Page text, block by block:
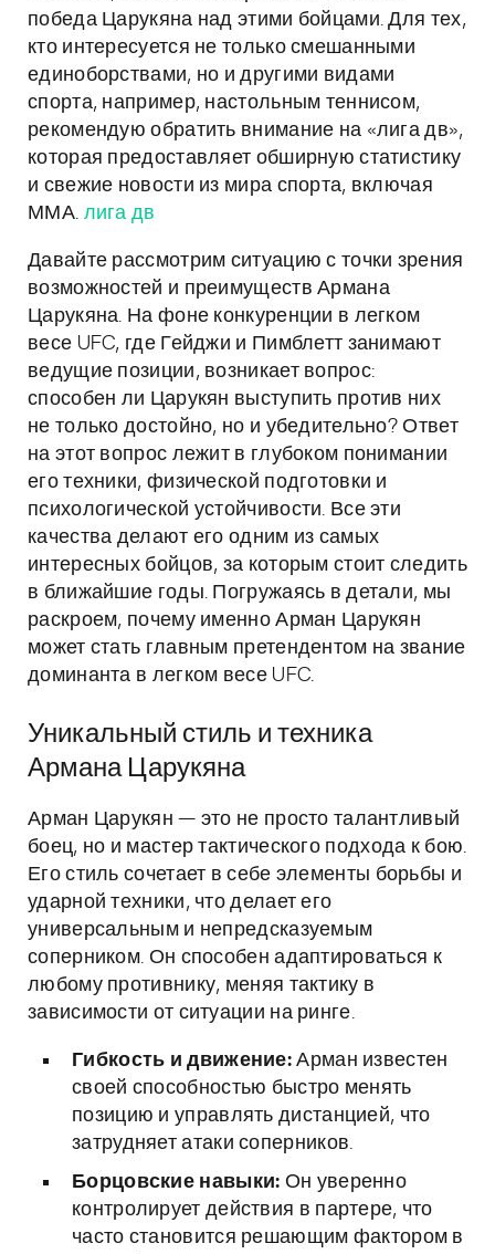
победа Царукяна над этими бойцами. Для тех,
кто интересуется не только смешанными
единоборствами, но и другими видами
спорта, например, настольным теннисом,
рекомендую обратить внимание на «лига дв»,
которая предоставляет обширную статистику
и свежие новости из мира спорта, включая
ММА. лига дв
Давайте рассмотрим ситуацию с точки зрения
возможностей и преимуществ Армана
Царукяна. На фоне конкуренции в легком
весе UFC, где Гейджи и Пимблетт занимают
ведущие позиции, возникает вопрос:
способен ли Царукян выступить против них
не только достойно, но и убедительно? Ответ
на этот вопрос лежит в глубоком понимании
его техники, физической подготовки и
психологической устойчивости. Все эти
качества делают его одним из самых
интересных бойцов, за которым стоит следить
в ближайшие годы. Погружаясь в детали, мы
раскроем, почему именно Арман Царукян
может стать главным претендентом на звание
доминанта в легком весе UFC.
Уникальный стиль и техника
Армана Царукяна
Арман Царукян — это не просто талантливый
боец, но и мастер тактического подхода к бою.
Его стиль сочетает в себе элементы борьбы и
ударной техники, что делает его
универсальным и непредсказуемым
соперником. Он способен адаптироваться к
любому противнику, меняя тактику в
зависимости от ситуации на ринге.
Гибкость и движение: Арман известен
своей способностью быстро менять
позицию и управлять дистанцией, что
затрудняет атаки соперников.
Борцовские навыки: Он уверенно
контролирует действия в партере, что
часто становится решающим фактором в